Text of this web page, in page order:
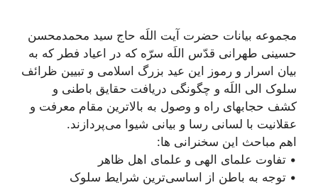
مجموعه بیانات حضرت آیت اللَه حاج سید محمدمحسن
حسینی طهرانی قدّس اللَه سرّه که در اعیاد فطر که به
بیان اسرار و رموز این عید بزرگ اسلامی و تبیین ظرائف
سلوک الی اللَه و چگونگی دریافت حقایق باطنی و
کشف حجابهای راه و وصول به بالاترین مقام معرفت و
عقلانیت با لسانی رسا و بیانی شیوا می‌پردازند.
اهم مباحث این سخنرانی ها:
• تفاوت علمای الهی و علمای اهل ظاهر
• توجه به باطن از اساسی‌ترین شرایط سلوک